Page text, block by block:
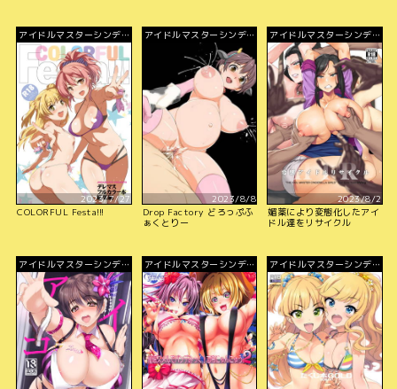
アイドルマスターシンデレ
ラガールズ
2023/7/27
COLORFUL Festa!!!
アイドルマスターシンデレ
2023/8/8
Drop Factory どろっぷふ
ぁくとりー
アイドルマスターシンデレ
ラガールズ
2023/8/2
媚薬により変態化したアイ
ドル達をリサイクル
アイドルマスターシンデレ
ラガールズ
アイドルマスターシンデレ
ラガールズ
アイドルマスターシンデレ
ラガールズ